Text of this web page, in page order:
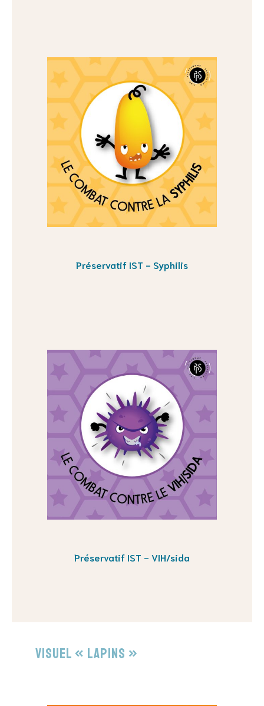
Préservatif IST - Syphilis
Préservatif IST - VIH/sida
Visuel « Lapins »